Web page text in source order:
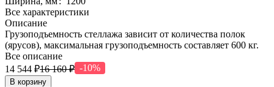
Все характеристики
Описание
Грузоподъемность стеллажа зависит от количества полок
(ярусов), максимальная грузоподъемность составляет 600 кг.
Все описание
14 544 ₽16 160 ₽ -10%
В корзину